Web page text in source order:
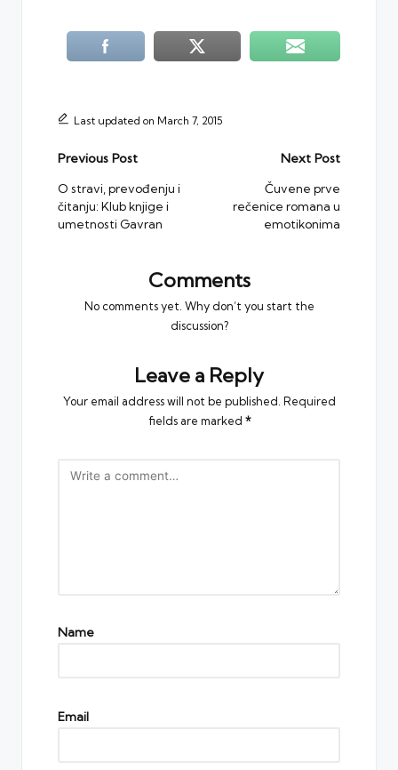
Last updated on March 7, 2015
Post
navigation
Previous Post
O stravi, prevođenju i
čitanju: Klub knjige i
umetnosti Gavran
Next Post
Čuvene prve
rečenice romana u
emotikonima
Comments
No comments yet. Why don’t you start the
discussion?
Leave a Reply
Your email address will not be published. Required
fields are marked *
Name
Email